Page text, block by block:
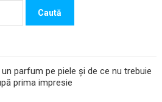
parfum pe piele și de ce nu trebuie
prima impresie